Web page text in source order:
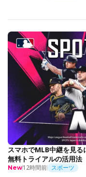
スマホでMLB中継を見
無料トライアルの活用法
New12時間前 スポーツ